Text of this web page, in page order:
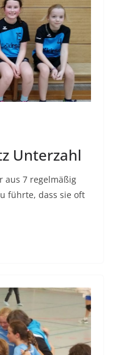
Unterzahl
aus 7 regelmäßig
führte, dass sie oft